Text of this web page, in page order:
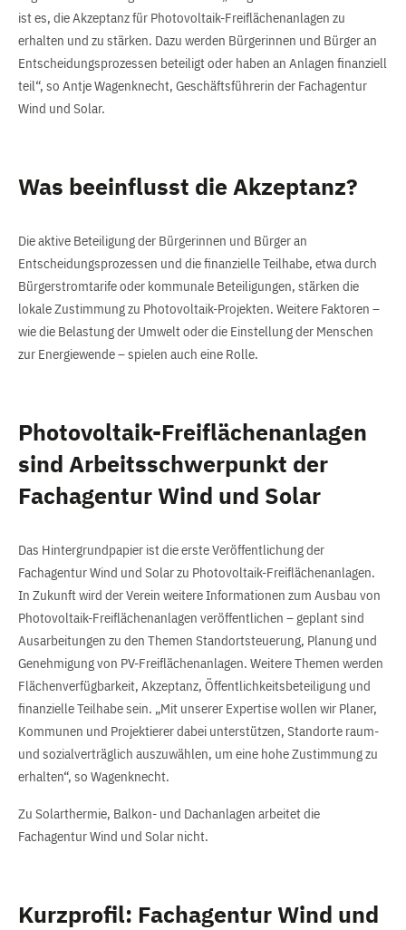
ist es, die Akzeptanz für Photovoltaik-Freiflächenanlagen zu
erhalten und zu stärken. Dazu werden Bürgerinnen und Bürger an
Entscheidungsprozessen beteiligt oder haben an Anlagen finanziell
teil“, so Antje Wagenknecht, Geschäftsführerin der Fachagentur
Wind und Solar.
Was beeinflusst die Akzeptanz?
Die aktive Beteiligung der Bürgerinnen und Bürger an
Entscheidungsprozessen und die finanzielle Teilhabe, etwa durch
Bürgerstromtarife oder kommunale Beteiligungen, stärken die
lokale Zustimmung zu Photovoltaik-Projekten. Weitere Faktoren –
wie die Belastung der Umwelt oder die Einstellung der Menschen
zur Energiewende – spielen auch eine Rolle.
Photovoltaik-Freiflächenanlagen
sind Arbeitsschwerpunkt der
Fachagentur Wind und Solar
Das Hintergrundpapier ist die erste Veröffentlichung der
Fachagentur Wind und Solar zu Photovoltaik-Freiflächenanlagen.
In Zukunft wird der Verein weitere Informationen zum Ausbau von
Photovoltaik-Freiflächenanlagen veröffentlichen – geplant sind
Ausarbeitungen zu den Themen Standortsteuerung, Planung und
Genehmigung von PV-Freiflächenanlagen. Weitere Themen werden
Flächenverfügbarkeit, Akzeptanz, Öffentlichkeitsbeteiligung und
finanzielle Teilhabe sein. „Mit unserer Expertise wollen wir Planer,
Kommunen und Projektierer dabei unterstützen, Standorte raum-
und sozialverträglich auszuwählen, um eine hohe Zustimmung zu
erhalten“, so Wagenknecht.
Zu Solarthermie, Balkon- und Dachanlagen arbeitet die
Fachagentur Wind und Solar nicht.
Kurzprofil: Fachagentur Wind und